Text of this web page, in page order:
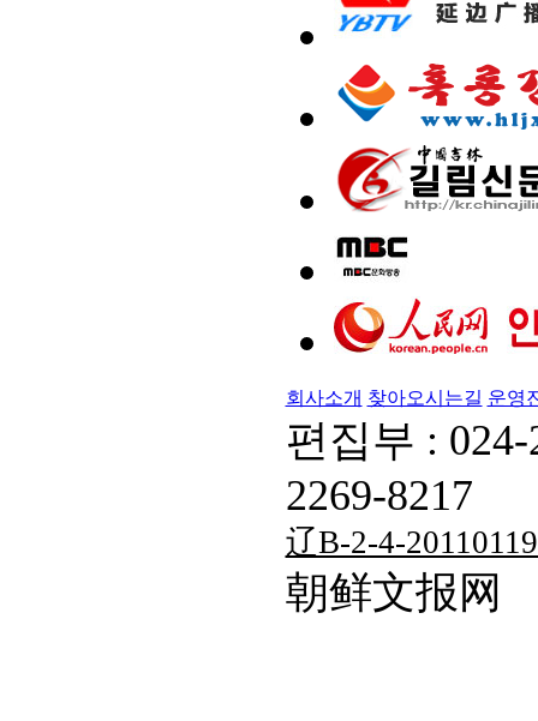
회사소개 찾아오시는길 운영
편집부 :
2269-8217
辽B-2-4-
朝鲜文报网